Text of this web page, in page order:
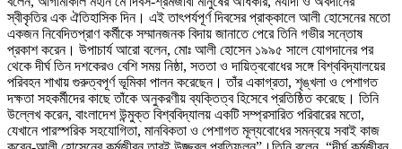
স্বীকৃতির এক ঐতিহাসিক দিন। এই তাৎপর্যপূর্ণ দিবসের প্রাক্কালে আলী হোসেনের মতো
একজন নিবেদিতপ্রাণ কর্মীকে সম্মানজনক বিদায় জানাতে পেরে তিনি গভীর সন্তোষ
প্রকাশ করেন। উপাচার্য আরো বলেন, মোঃ আলী হোসেন ১৯৯৫ সালে যোগদানের পর
থেকে দীর্ঘ তিন দশকেরও বেশি সময় নিষ্ঠা, সততা ও দায়িত্ববোধের সঙ্গে বিশ্ববিদ্যালয়ের
পরিবহন শাখায় গুরুত্বপূর্ণ ভূমিকা পালন করেছেন। তাঁর একাগ্রতা, শৃঙ্খলা ও পেশাগত
দক্ষতা সহকর্মীদের কাছে তাঁকে অনুকরণীয় ব্যক্তিত্ব হিসেবে প্রতিষ্ঠিত করেছে। তিনি
উল্লেখ করেন, বাংলাদেশ উন্মুক্ত বিশ্ববিদ্যালয় একটি সম্প্রসারিত পরিবারের মতো,
যেখানে পারস্পরিক সহযোগিতা, মানবিকতা ও পেশাগত মূল্যবোধের সমন্বয়ে সবাই কাজ